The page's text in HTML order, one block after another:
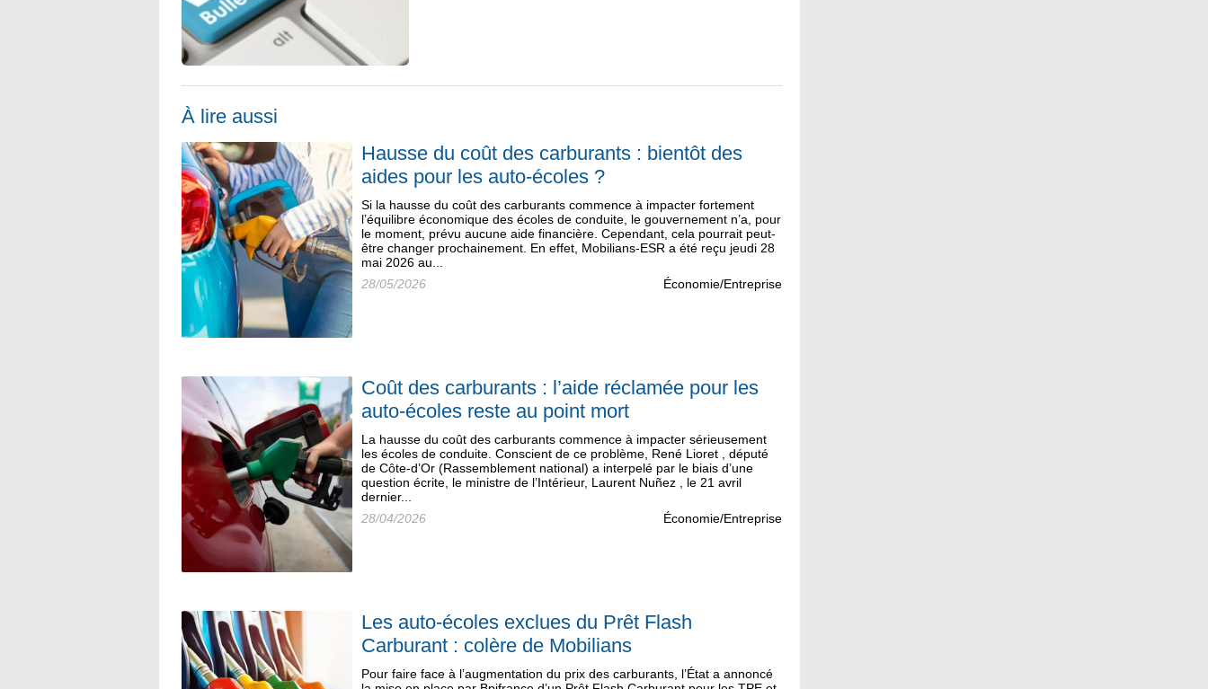
À lire aussi
Hausse du coût des carburants : bientôt des
aides pour les auto-écoles ?
Si la hausse du coût des carburants commence à impacter fortement
l’équilibre économique des écoles de conduite, le gouvernement n’a, pour
le moment, prévu aucune aide financière. Cependant, cela pourrait peut-
être changer prochainement. En effet, Mobilians-ESR a été reçu jeudi 28
mai 2026 au...
28/05/2026
Économie/Entreprise
Coût des carburants : l’aide réclamée pour les
auto-écoles reste au point mort
La hausse du coût des carburants commence à impacter sérieusement
les écoles de conduite. Conscient de ce problème, René Lioret , député
de Côte-d’Or (Rassemblement national) a interpelé par le biais d’une
question écrite, le ministre de l’Intérieur, Laurent Nuñez , le 21 avril
dernier...
28/04/2026
Économie/Entreprise
Les auto-écoles exclues du Prêt Flash
Carburant : colère de Mobilians
Pour faire face à l’augmentation du prix des carburants, l’État a annoncé